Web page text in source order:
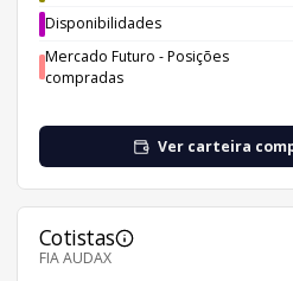
Disponibilidades
Mercado Futuro - Posições
compradas
Ver carteira
Cotistas
FIA AUDAX